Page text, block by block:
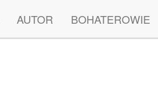
AUTOR BOHATEROWIE